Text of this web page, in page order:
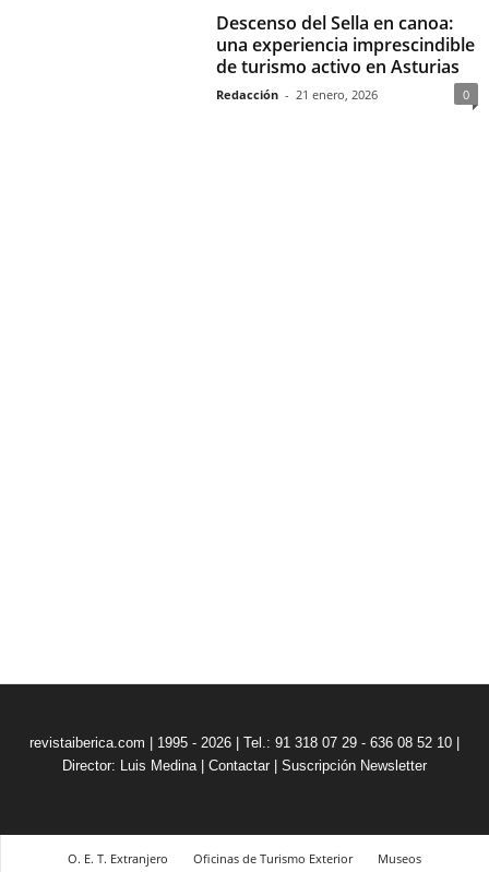
Descenso del Sella en canoa:
una experiencia imprescindible
de turismo activo en Asturias
Redacción - 21 enero, 2026 0
revistaiberica.com | 1995 - 2026 | Tel.: 91 318 07 29 - 636 08 52 10 |
Director: Luis Medina
Contactar Suscripción Newsletter
O. E. T. Extranjero Oficinas de Turismo Exterior Museos